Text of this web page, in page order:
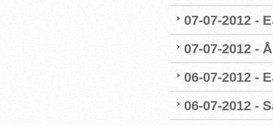
07-07-2012 -
07-07-2012 -
06-07-2012 -
06-07-2012 -